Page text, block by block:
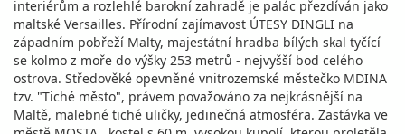
interiérům a rozlehlé barokní zahradě je palác přezdíván jako
maltské Versailles. Přírodní zajímavost ÚTESY DINGLI na
západním pobřeží Malty, majestátní hradba bílých skal tyčící
se kolmo z moře do výšky 253 metrů - nejvyšší bod celého
ostrova. Středověké opevněné vnitrozemské městečko MDINA
tzv. "Tiché město", právem považováno za nejkrásnější na
Maltě, malebné tiché uličky, jedinečná atmosféra. Zastávka ve